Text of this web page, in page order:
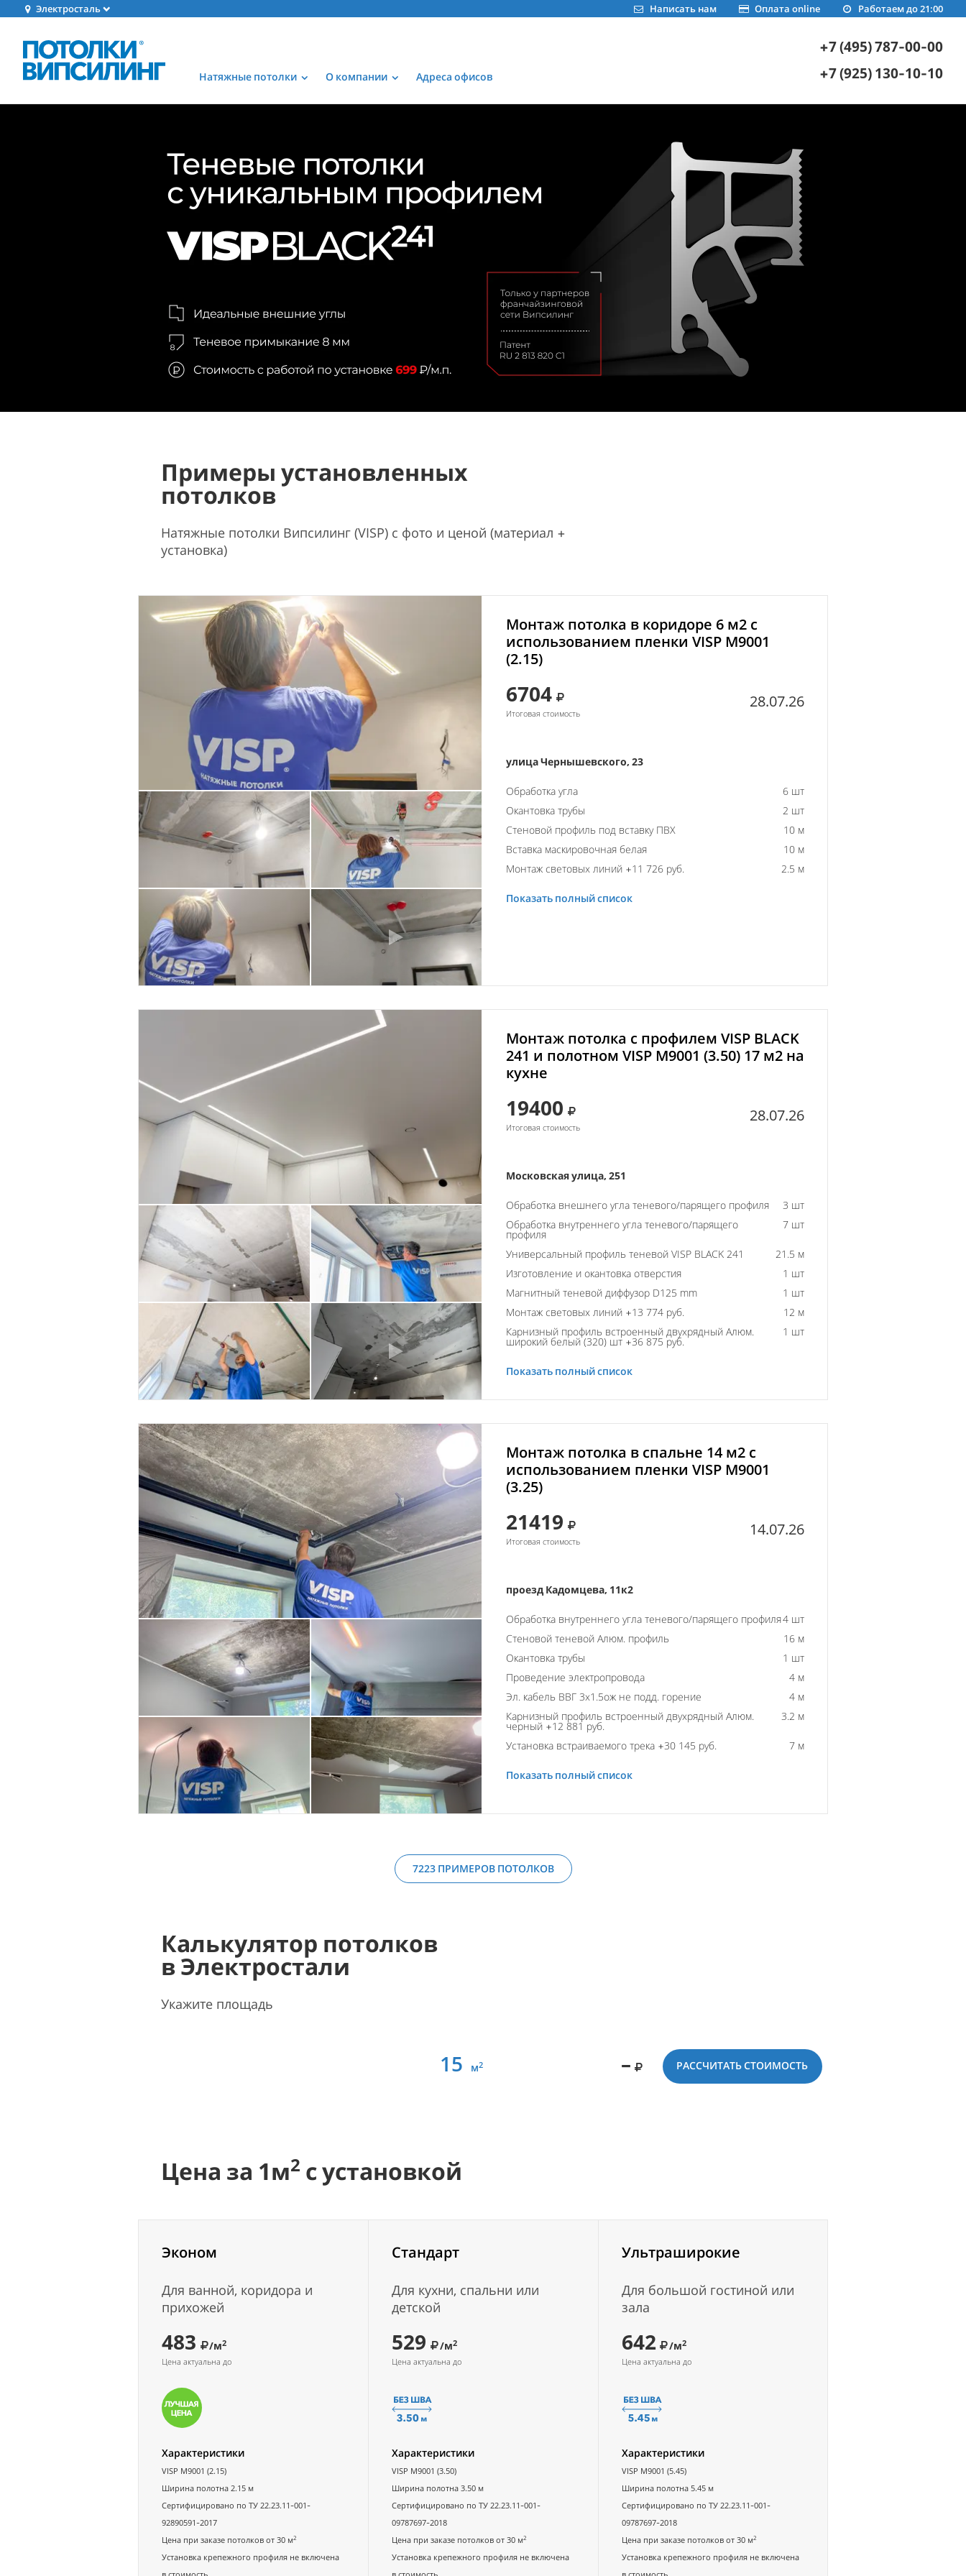
Электросталь Работаем до 21:00
Оплата online
Написать нам
Натяжные потолки О компании Адреса офисов
+7 (495) 787-00-00
+7 (925) 130-10-10
Примеры установленных
потолков
Натяжные потолки Випсилинг (VISP) с фото и ценой (материал +
установка)
Монтаж потолка в коридоре 6 м2 с
использованием пленки VISP M9001
(2.15)
6704
Итоговая стоимость
28.07.26
улица Чернышевского, 23
Обработка угла
6 шт
Окантовка трубы
2 шт
Стеновой профиль под вставку ПВХ
10 м
Вставка маскировочная белая
10 м
Монтаж световых линий +11 726 руб.
2.5 м
Показать полный список
Монтаж потолка с профилем VISP BLACK
241 и полотном VISP M9001 (3.50) 17 м2 на
кухне
19400
Итоговая стоимость
28.07.26
Московская улица, 251
Обработка внешнего угла теневого/парящего профиля
3 шт
Обработка внутреннего угла теневого/парящего
профиля
7 шт
Универсальный профиль теневой VISP BLACK 241
21.5 м
Изготовление и окантовка отверстия
1 шт
Магнитный теневой диффузор D125 mm
1 шт
Монтаж световых линий +13 774 руб.
12 м
Карнизный профиль встроенный двухрядный Алюм.
широкий белый (320) шт +36 875 руб.
1 шт
Показать полный список
Монтаж потолка в спальне 14 м2 с
использованием пленки VISP M9001
(3.25)
21419
Итоговая стоимость
14.07.26
проезд Кадомцева, 11к2
Обработка внутреннего угла теневого/парящего профиля4 шт
Стеновой теневой Алюм. профиль
16 м
Окантовка трубы
1 шт
Проведение электропровода
4 м
Эл. кабель ВВГ 3х1.5ож не подд. горение
4 м
Карнизный профиль встроенный двухрядный Алюм.
черный +12 881 руб.
3.2 м
Установка встраиваемого трека +30 145 руб. 7 м
Показать полный список
7223 ПРИМЕРОВ ПОТОЛКОВ
Калькулятор потолков
в Электростали
Укажите площадь
15 м2 – РАССЧИТАТЬ СТОИМОСТЬ
Цена за 1м2 с установкой
Эконом
Для ванной, коридора и
прихожей
483 /м2
Цена актуальна до
Характеристики
VISP M9001 (2.15)
Ширина полотна 2.15 м
Сертифицировано по ТУ 22.23.11-001-
92890591-2017
Цена при заказе потолков от 30 м2
Установка крепежного профиля не включена
Стандарт
Для кухни, спальни или
детской
529 /м2
Цена актуальна до
Характеристики
VISP M9001 (3.50)
Ширина полотна 3.50 м
Сертифицировано по ТУ 22.23.11-001-
09787697-2018
Цена при заказе потолков от 30 м2
Установка крепежного профиля не включена
Ультраширокие
Для большой гостиной или
зала
642 /м2
Цена актуальна до
Характеристики
VISP M9001 (5.45)
Ширина полотна 5.45 м
Сертифицировано по ТУ 22.23.11-001-
09787697-2018
Цена при заказе потолков от 30 м2
Установка крепежного профиля не включена